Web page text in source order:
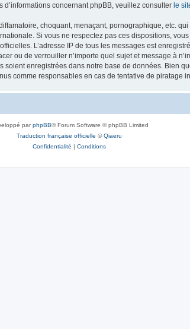
concernant phpBB, veuillez consulter le
choquant, menaçant, pornographique, etc.
Si vous ne respectez pas ces dispositions,
L’adresse IP de tous les messages est
ou de verrouiller n’importe quel sujet et message à
enregistrées dans notre base de données. Bien
comme responsables en cas de tentative de piratage
parphpBB® Forum Software © phpBB Limited
Traduction française officielle ©Qiaeru
Confidentialité | Conditions